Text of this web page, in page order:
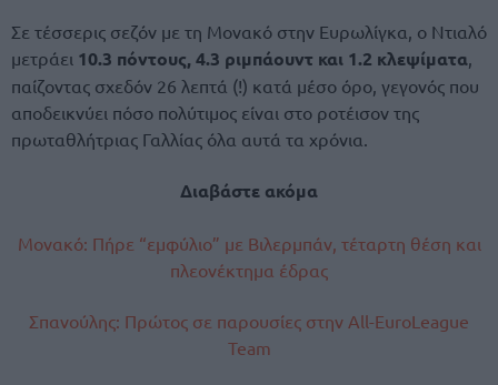
Σε τέσσερις σεζόν με τη Μονακό στην Ευρωλίγκα, ο Ντιαλό
μετράει 10.3 πόντους, 4.3 ριμπάουντ και 1.2 κλεψίματα,
παίζοντας σχεδόν 26 λεπτά (!) κατά μέσο όρο, γεγονός που
αποδεικνύει πόσο πολύτιμος είναι στο ροτέισον της
πρωταθλήτριας Γαλλίας όλα αυτά τα χρόνια.
Διαβάστε ακόμα
Μονακό: Πήρε “εμφύλιο” με Βιλερμπάν, τέταρτη θέση και
πλεονέκτημα έδρας
Σπανούλης: Πρώτος σε παρουσίες στην All-EuroLeague
Team